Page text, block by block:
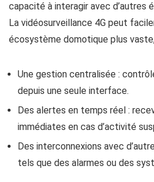
capacité à interagir avec d’autres
La vidéosurveillance 4G peut
écosystème domotique plus
Une gestion centralisée :
depuis une seule interface.
Des alertes en temps réel :
immédiates en cas d’activité
Des interconnexions avec
tels que des alarmes ou des